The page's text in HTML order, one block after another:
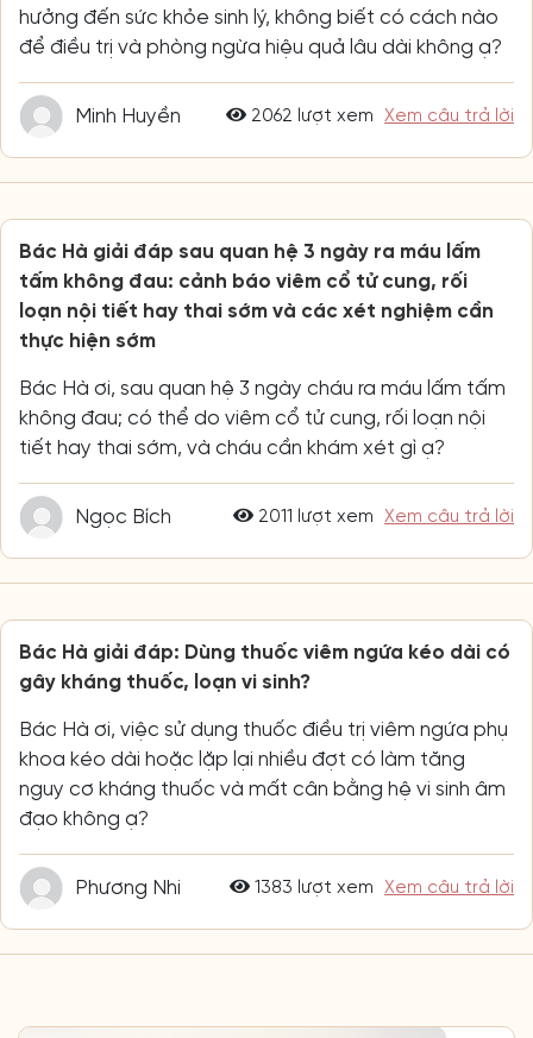
hưởng đến sức khỏe sinh lý, không biết có cách nào
để điều trị và phòng ngừa hiệu quả lâu dài không ạ?
Minh Huyền 2062 lượt xem Xem câu trả lời
Bác Hà giải đáp sau quan hệ 3 ngày ra máu lấm
tấm không đau: cảnh báo viêm cổ tử cung, rối
loạn nội tiết hay thai sớm và các xét nghiệm cần
thực hiện sớm
Bác Hà ơi, sau quan hệ 3 ngày cháu ra máu lấm tấm
không đau; có thể do viêm cổ tử cung, rối loạn nội
tiết hay thai sớm, và cháu cần khám xét gì ạ?
Ngọc Bích 2011 lượt xem Xem câu trả lời
Bác Hà giải đáp: Dùng thuốc viêm ngứa kéo dài có
gây kháng thuốc, loạn vi sinh?
Bác Hà ơi, việc sử dụng thuốc điều trị viêm ngứa phụ
khoa kéo dài hoặc lặp lại nhiều đợt có làm tăng
nguy cơ kháng thuốc và mất cân bằng hệ vi sinh âm
đạo không ạ?
Phương Nhi 1383 lượt xem Xem câu trả lời